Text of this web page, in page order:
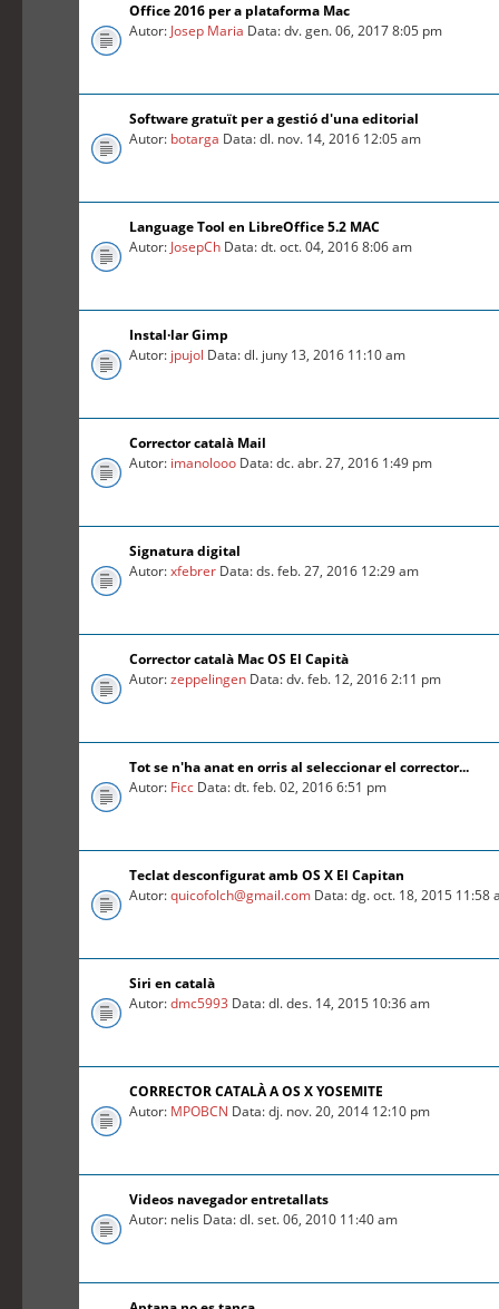
Office 2016 per a plataforma Mac
Autor: Josep Maria Data: dv. gen. 06, 2017 8:05 pm
Software gratuït per a gestió d'una editorial
Autor: botarga Data: dl. nov. 14, 2016 12:05 am
Language Tool en LibreOffice 5.2 MAC
Autor: JosepCh Data: dt. oct. 04, 2016 8:06 am
Instal·lar Gimp
Autor: jpujol Data: dl. juny 13, 2016 11:10 am
Corrector català Mail
Autor: imanolooo Data: dc. abr. 27, 2016 1:49 pm
Signatura digital
Autor:xfebrer Data: ds. feb. 27, 2016 12:29 am
Corrector català Mac OS El Capità
Autor:zeppelingen Data: dv. feb. 12, 2016 2:11 pm
Tot se n'ha anat en orris al seleccionar el corrector...
Autor: Ficc Data: dt. feb. 02, 2016 6:51 pm
Teclat desconfigurat amb OS X El Capitan
Autor:quicofolch@gmail.com Data: dg. oct. 18, 2015 11:58
Siri en català
Autor:dmc5993 Data: dl. des. 14, 2015 10:36 am
CORRECTOR CATALÀ A OS X YOSEMITE
Autor: MPOBCN Data: dj. nov. 20, 2014 12:10 pm
Videos navegador entretallats
Autor: nelis Data: dl. set. 06, 2010 11:40 am